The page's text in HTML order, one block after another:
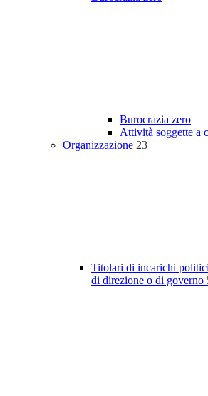
Burocrazia zero
Attività soggette a
Organizzazione 23
Titolari di incarichi
di direzione o di governo